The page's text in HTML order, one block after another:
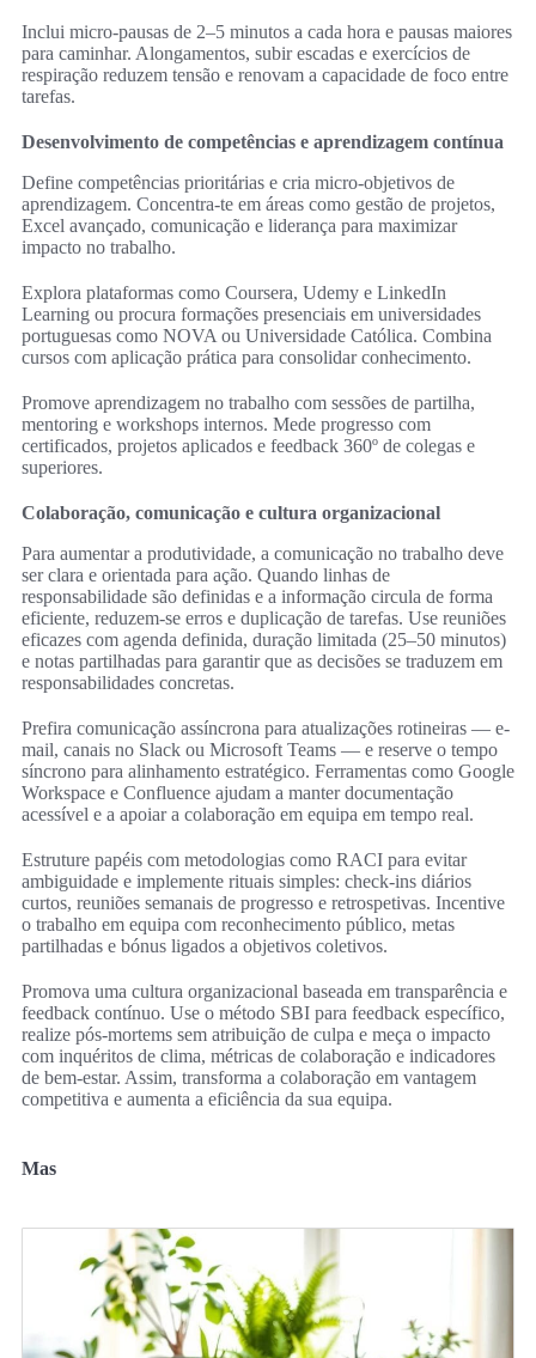
Inclui micro-pausas de 2–5 minutos a cada hora e pausas maiores
para caminhar. Alongamentos, subir escadas e exercícios de
respiração reduzem tensão e renovam a capacidade de foco entre
tarefas.
Desenvolvimento de competências e aprendizagem contínua
Define competências prioritárias e cria micro-objetivos de
aprendizagem. Concentra-te em áreas como gestão de projetos,
Excel avançado, comunicação e liderança para maximizar
impacto no trabalho.
Explora plataformas como Coursera, Udemy e LinkedIn
Learning ou procura formações presenciais em universidades
portuguesas como NOVA ou Universidade Católica. Combina
cursos com aplicação prática para consolidar conhecimento.
Promove aprendizagem no trabalho com sessões de partilha,
mentoring e workshops internos. Mede progresso com
certificados, projetos aplicados e feedback 360º de colegas e
superiores.
Colaboração, comunicação e cultura organizacional
Para aumentar a produtividade, a comunicação no trabalho deve
ser clara e orientada para ação. Quando linhas de
responsabilidade são definidas e a informação circula de forma
eficiente, reduzem-se erros e duplicação de tarefas. Use reuniões
eficazes com agenda definida, duração limitada (25–50 minutos)
e notas partilhadas para garantir que as decisões se traduzem em
responsabilidades concretas.
Prefira comunicação assíncrona para atualizações rotineiras — e-
mail, canais no Slack ou Microsoft Teams — e reserve o tempo
síncrono para alinhamento estratégico. Ferramentas como Google
Workspace e Confluence ajudam a manter documentação
acessível e a apoiar a colaboração em equipa em tempo real.
Estruture papéis com metodologias como RACI para evitar
ambiguidade e implemente rituais simples: check-ins diários
curtos, reuniões semanais de progresso e retrospetivas. Incentive
o trabalho em equipa com reconhecimento público, metas
partilhadas e bónus ligados a objetivos coletivos.
Promova uma cultura organizacional baseada em transparência e
feedback contínuo. Use o método SBI para feedback específico,
realize pós-mortems sem atribuição de culpa e meça o impacto
com inquéritos de clima, métricas de colaboração e indicadores
de bem‑estar. Assim, transforma a colaboração em vantagem
competitiva e aumenta a eficiência da sua equipa.
Mas